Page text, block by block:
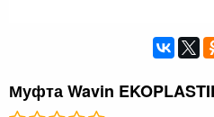
Муфта Wavin